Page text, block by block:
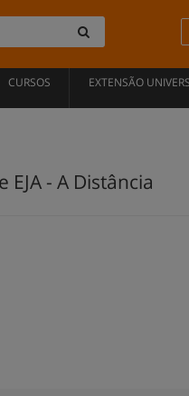
CURSOS EXTENSÃO
- A Distância